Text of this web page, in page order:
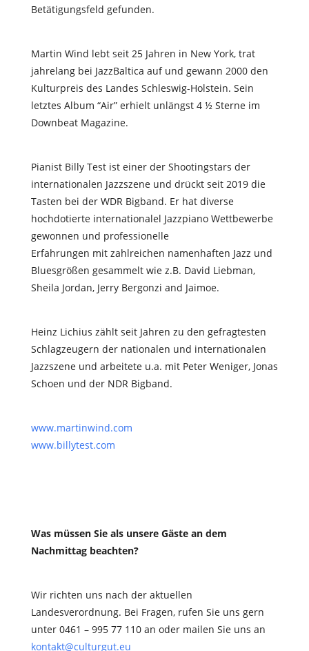
Betätigungsfeld gefunden.
Martin Wind lebt seit 25 Jahren in New York, trat
jahrelang bei JazzBaltica auf und gewann 2000 den
Kulturpreis des Landes Schleswig-Holstein. Sein
letztes Album “Air” erhielt unlängst 4 ½ Sterne im
Downbeat Magazine.
Pianist Billy Test ist einer der Shootingstars der
internationalen Jazzszene und drückt seit 2019 die
Tasten bei der WDR Bigband. Er hat diverse
hochdotierte internationalel Jazzpiano Wettbewerbe
gewonnen und professionelle
Erfahrungen mit zahlreichen namenhaften Jazz und
Bluesgrößen gesammelt wie z.B. David Liebman,
Sheila Jordan, Jerry Bergonzi and Jaimoe.
Heinz Lichius zählt seit Jahren zu den gefragtesten
Schlagzeugern der nationalen und internationalen
Jazzszene und arbeitete u.a. mit Peter Weniger, Jonas
Schoen und der NDR Bigband.
www.martinwind.com
www.billytest.com
Was müssen Sie als unsere Gäste an dem
Nachmittag beachten?
Wir richten uns nach der aktuellen
Landesverordnung. Bei Fragen, rufen Sie uns gern
unter 0461 – 995 77 110 an oder mailen Sie uns an
kontakt@culturgut.eu